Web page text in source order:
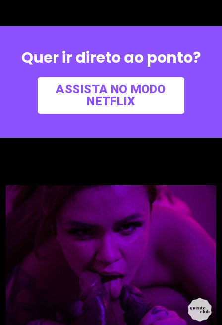
Quer ir direto ao ponto?
ASSISTA NO MODO
NETFLIX